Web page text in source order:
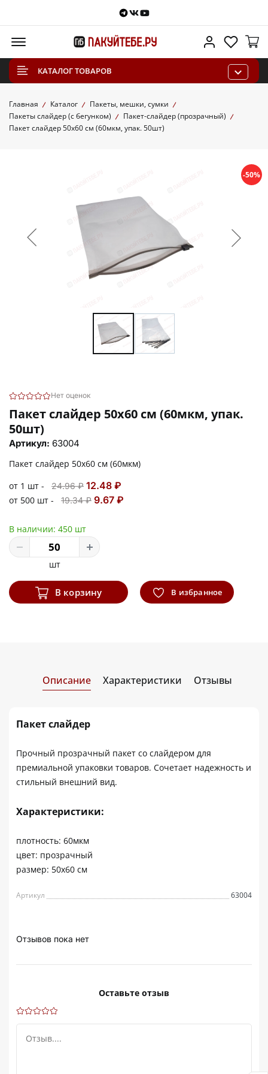
Telegram
VKontakte
Youtube
Личный
КАТАЛОГ ТОВАРОВ
Главная Каталог
Пакеты, мешки, сумки
Пакеты слайдер (с бегунком)
Пакет-слайдер (прозрачный)
Пакет слайдер 50х60 см (60мкм, упак. 50шт)
-50%
Нет оценок
Пакет слайдер 50х60 см (60мкм, упак.
50шт)
Артикул: 63004
Пакет слайдер 50х60 см (60мкм)
от 1 шт -
24.96 ₽ 12.48 ₽
от 500 шт - 19.34 ₽ 9.67 ₽
В наличии: 450 шт
шт
В корзину В избранное
Описание Характеристики Отзывы
Пакет слайдер
Прочный прозрачный пакет со слайдером для
премиальной упаковки товаров. Сочетает надежность и
стильный внешний вид.
Характеристики:
плотность: 60мкм
цвет: прозрачный
размер: 50х60 см
Артикул 63004
Отзывов пока нет
Оставьте отзыв